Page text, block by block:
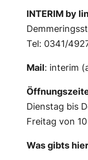
INTERIM by
Tel: 0341/
Mail: interim
Dienstag bis
Freitag von
Was gibts